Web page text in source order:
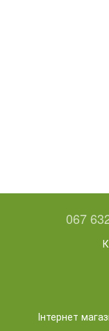
067
Інтернет